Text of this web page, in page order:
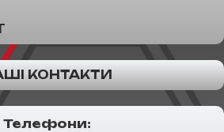
КОНТАКТИ
Телефони: